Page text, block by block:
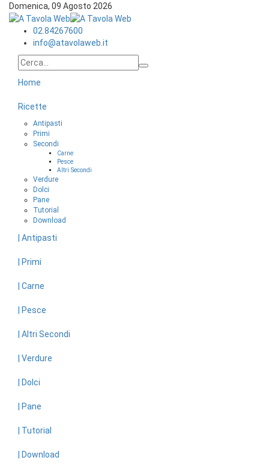
Domenica, 09 Agosto 2026
02.84267600
info@atavolaweb.it
Home
Ricette
Antipasti
Primi
Secondi
Carne
Pesce
Altri Secondi
Verdure
Dolci
Pane
Tutorial
Download
| Antipasti
| Primi
| Carne
| Pesce
| Altri Secondi
| Verdure
| Dolci
| Pane
| Tutorial
| Download